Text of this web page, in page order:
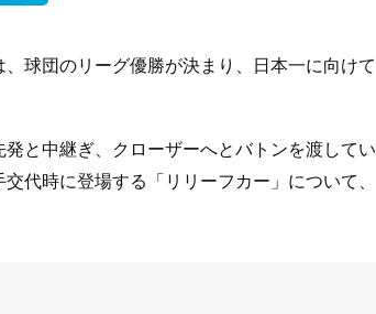
球団のリーグ優勝が決まり、日本一に向けて
と中継ぎ、クローザーへとバトンを渡してい
代時に登場する「リリーフカー」について、